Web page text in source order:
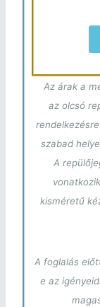
Az árak a
az olcsó
szabad
A
kisméretű
A foglalás
e az